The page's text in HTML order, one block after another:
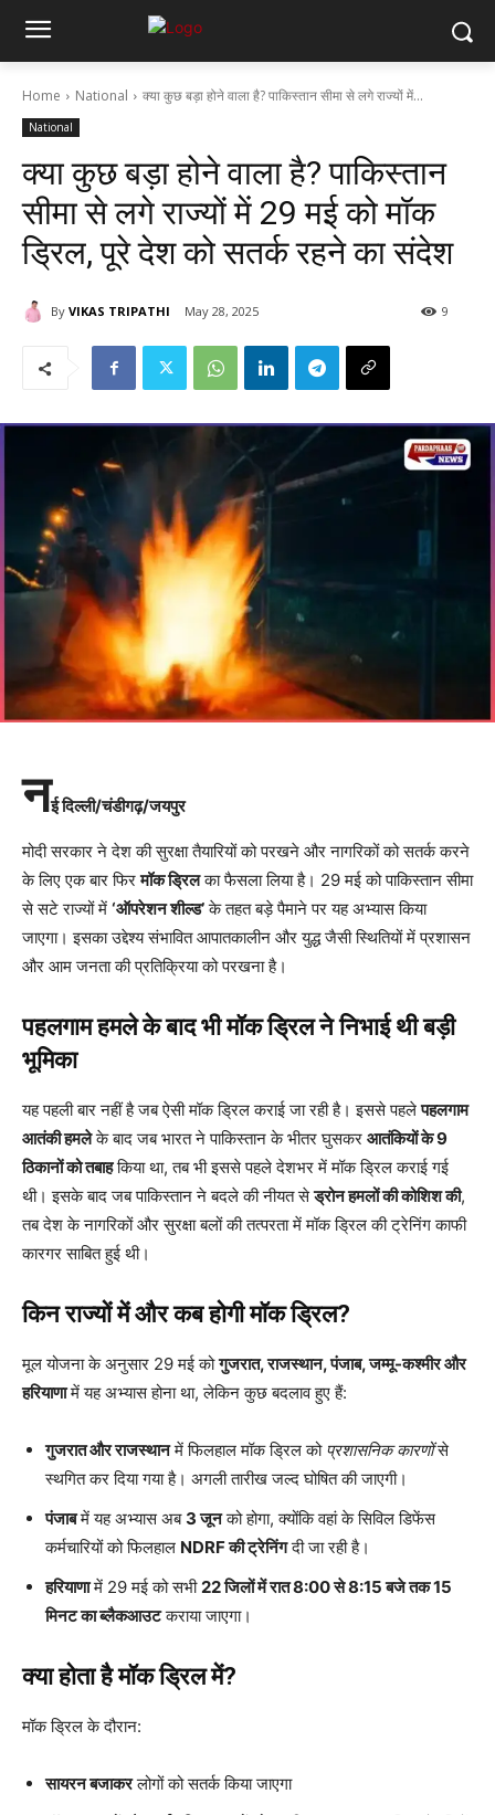
Home National क्या कुछ बड़ा होने वाला है? पाकिस्तान सीमा से लगे राज्यों में...
National
क्या कुछ बड़ा होने वाला है? पाकिस्तान
सीमा से लगे राज्यों में 29 मई को मॉक
ड्रिल, पूरे देश को सतर्क रहने का संदेश
By VIKAS TRIPATHI May 28, 2025 9
नई दिल्ली/चंडीगढ़/जयपुर
मोदी सरकार ने देश की सुरक्षा तैयारियों को परखने और नागरिकों को सतर्क करने
के लिए एक बार फिरमॉक ड्रिलका फैसला लिया है। 29 मई को पाकिस्तान सीमा
से सटे राज्यों में ‘ऑपरेशन शील्ड’के तहत बड़े पैमाने पर यह अभ्यास किया
जाएगा। इसका उद्देश्य संभावित आपातकालीन और युद्ध जैसी स्थितियों में प्रशासन
और आम जनता की प्रतिक्रिया को परखना है।
पहलगाम हमले के बाद भी मॉक ड्रिल ने निभाई थी बड़ी
भूमिका
यह पहली बार नहीं है जब ऐसी मॉक ड्रिल कराई जा रही है। इससे पहलेपहलगाम
आतंकी हमलेके बाद जब भारत ने पाकिस्तान के भीतर घुसकर आतंकियों के 9
ठिकानों को तबाहकिया था, तब भी इससे पहले देशभर में मॉक ड्रिल कराई गई
थी। इसके बाद जब पाकिस्तान ने बदले की नीयत सेड्रोन हमलों की कोशिश की,
तब देश के नागरिकों और सुरक्षा बलों की तत्परता में मॉक ड्रिल की ट्रेनिंग काफी
कारगर साबित हुई थी।
किन राज्यों में और कब होगी मॉक ड्रिल?
मूल योजना के अनुसार 29 मई कोगुजरात, राजस्थान, पंजाब, जम्मू-कश्मीर और
हरियाणामें यह अभ्यास होना था, लेकिन कुछ बदलाव हुए हैं:
गुजरात और राजस्थानमें फिलहाल मॉक ड्रिल को प्रशासनिक कारणोंसे
स्थगित कर दिया गया है। अगली तारीख जल्द घोषित की जाएगी।
पंजाबमें यह अभ्यास अब 3 जूनको होगा, क्योंकि वहां के सिविल डिफेंस
कर्मचारियों को फिलहाल NDRF की ट्रेनिंगदी जा रही है।
हरियाणामें 29 मई को सभी22 जिलों में रात 8:00 से 8:15 बजे तक 15
मिनट का ब्लैकआउटकराया जाएगा।
क्या होता है मॉक ड्रिल में?
मॉक ड्रिल के दौरान:
सायरन बजाकरलोगों को सतर्क किया जाएगा